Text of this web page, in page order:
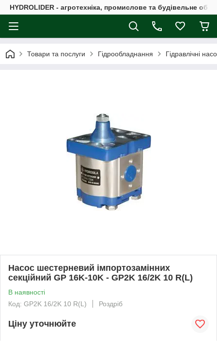
HYDROLIDER - агротехніка, промислове та будівельне
Товари та послуги Гідрообладнання Гідравлічні
Насос шестерневий імпортозамінних
секційний GP 16K-10K - GP2K 16/2K 10 R(L)
В наявності
Код: GP2K 16/2K 10 R(L)
Роздріб
Ціну уточнюйте